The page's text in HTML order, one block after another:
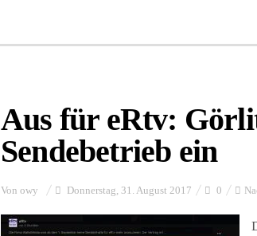
Aus für eRtv:
Sendebetrieb ein
Von owy Donnerstag, 31. August 2017 0